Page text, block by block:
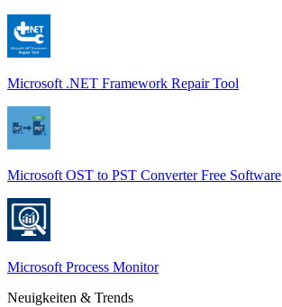
Microsoft .NET Framework Repair Tool
Microsoft OST to PST Converter Free Software
Microsoft Process Monitor
Neuigkeiten & Trends